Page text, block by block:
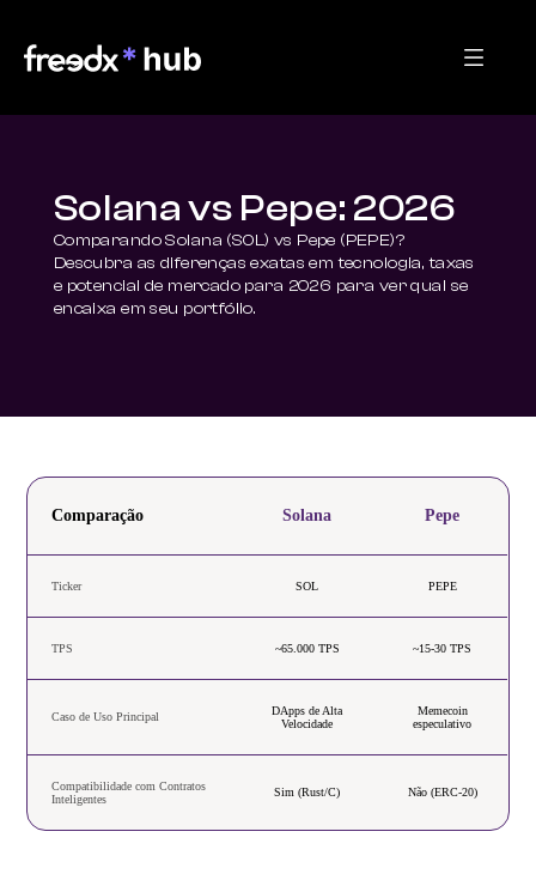
Solana vs Pepe: 2026
Comparando Solana (SOL) vs Pepe (PEPE)?
Descubra as diferenças exatas em tecnologia, taxas
e potencial de mercado para 2026 para ver qual se
encaixa em seu portfólio.
Comparação Solana Pepe
Ticker SOL PEPE
TPS ~65.000 TPS ~15-30 TPS
Caso de Uso Principal
DApps de Alta
Velocidade
Memecoin
especulativo
Compatibilidade com Contratos
Inteligentes
Sim (Rust/C) Não (ERC-20)